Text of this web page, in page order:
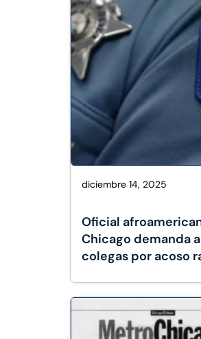
diciembre 14, 2025
Oficial
Chicago demanda
colegas por acoso